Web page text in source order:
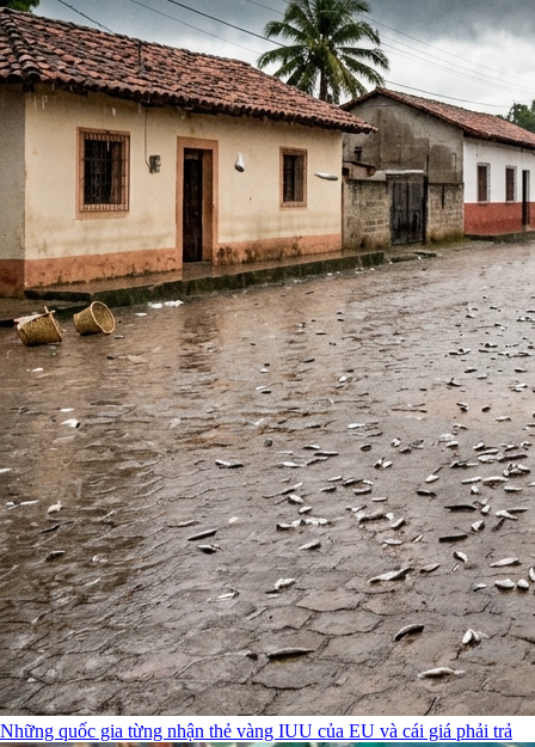
Những quốc gia từng nhận thẻ vàng IUU của EU và cái giá phải trả